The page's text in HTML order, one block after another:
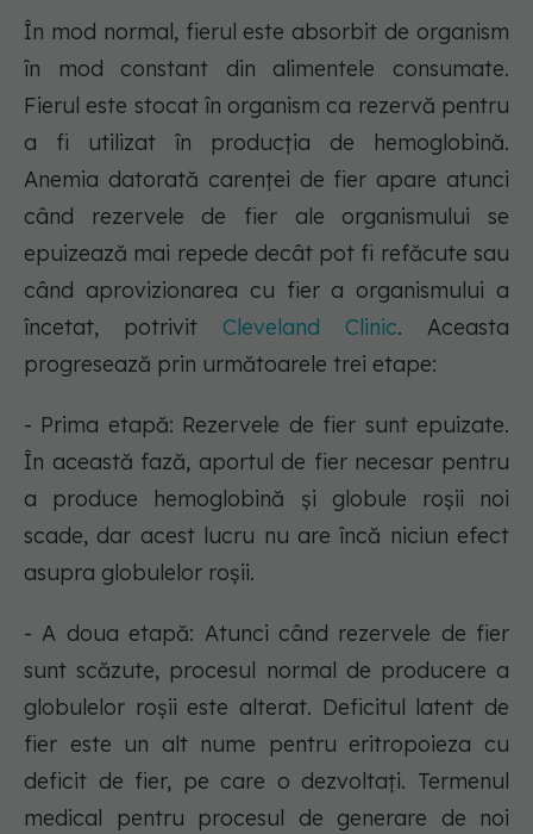
În mod normal, fierul este absorbit de organism
în mod constant din alimentele consumate.
Fierul este stocat în organism ca rezervă pentru
a fi utilizat în producția de hemoglobină.
Anemia datorată carenței de fier apare atunci
când rezervele de fier ale organismului se
epuizează mai repede decât pot fi refăcute sau
când aprovizionarea cu fier a organismului a
încetat, potrivit Cleveland Clinic. Aceasta
progresează prin următoarele trei etape:
- Prima etapă: Rezervele de fier sunt epuizate.
În această fază, aportul de fier necesar pentru
a produce hemoglobină și globule roșii noi
scade, dar acest lucru nu are încă niciun efect
asupra globulelor roșii.
- A doua etapă: Atunci când rezervele de fier
sunt scăzute, procesul normal de producere a
globulelor roșii este alterat. Deficitul latent de
fier este un alt nume pentru eritropoieza cu
deficit de fier, pe care o dezvoltați. Termenul
medical pentru procesul de generare de noi